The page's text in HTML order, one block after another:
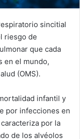
sincitial
riesgo de
que cada
en el mundo,
(OMS).
infantil y
por infecciones en
por la
de los alvéolos